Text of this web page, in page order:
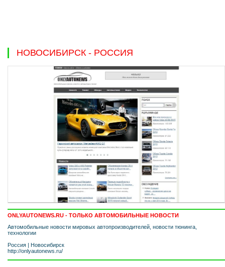
НОВОСИБИРСК - РОССИЯ
ONLYAUTONEWS.RU - ТОЛЬКО АВТОМОБИЛЬНЫЕ НОВОСТИ
Автомобильные новости мировых автопроизводителей, новости тюнинга,
технологии
Россия | Новосибирск
http://onlyautonews.ru/